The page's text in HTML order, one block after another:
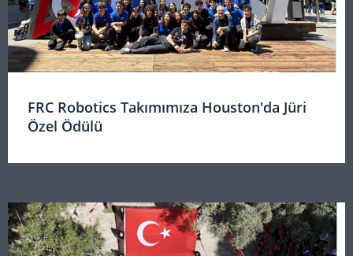
FRC Robotics Takımımıza Houston'da Jüri
Özel Ödülü